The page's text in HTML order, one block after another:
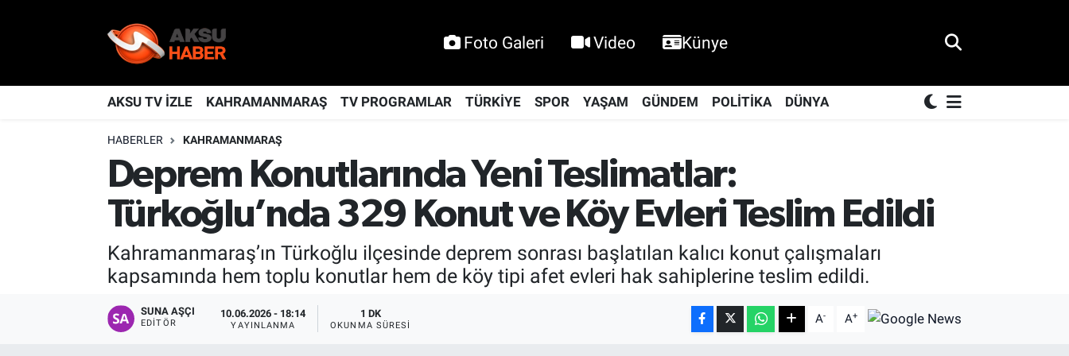
Foto Galeri Video Künye
AKSU TV İZLE KAHRAMANMARAŞ TV PROGRAMLAR TÜRKİYE SPOR YAŞAM GÜNDEM POLİTİKA DÜNYA
HABERLER KAHRAMANMARAŞ
Deprem Konutlarında Yeni Teslimatlar:
Türkoğlu’nda 329 Konut ve Köy Evleri Teslim Edildi
Kahramanmaraş’ın Türkoğlu ilçesinde deprem sonrası başlatılan kalıcı konut çalışmaları
kapsamında hem toplu konutlar hem de köy tipi afet evleri hak sahiplerine teslim edildi.
SUNA AŞÇI
EDITÖR
10.06.2026 - 18:14
YAYINLANMA
1 DK
OKUNMA SÜRESI A- A+
KAHRAMANMARAŞ
Nöbetçi Eczaneler
Hava Durumu
Kahramanmaraş Namaz Vakitleri
Trafik Durumu
TFF 2.Lig Kırmızı Grup Puan Durumu ve Fikstür
Tüm Manşetler
Son Dakika Haberleri